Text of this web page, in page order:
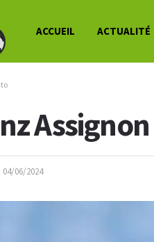
ACCUEIL ACTUALITÉ
04/06/2024